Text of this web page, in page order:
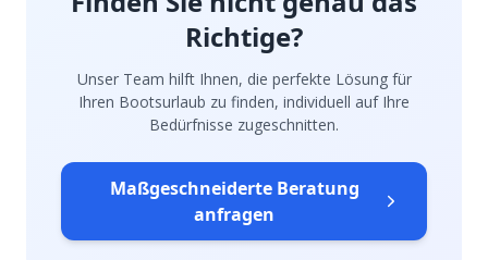
Richtige?
Unser Team hilft Ihnen, die perfekte Lösung für
Ihren Bootsurlaub zu finden, individuell auf Ihre
Bedürfnisse zugeschnitten.
Maßgeschneiderte Beratung
anfragen